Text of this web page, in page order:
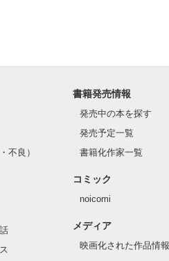
不良）
書籍発売情報
発売中の本を探す
発売予定一覧
書籍化作家一覧
コミック
noicomi
メディア
映画化された作品情報